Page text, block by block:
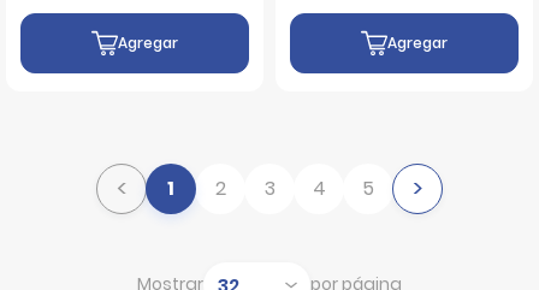
Agregar Agregar
< 1 2 3 4 5 >
Mostrar por página